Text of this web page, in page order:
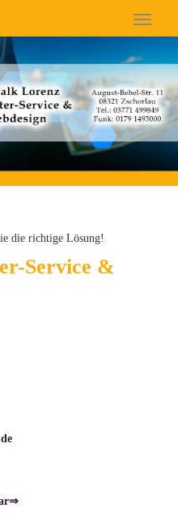
die richtige Lösung!
Service &